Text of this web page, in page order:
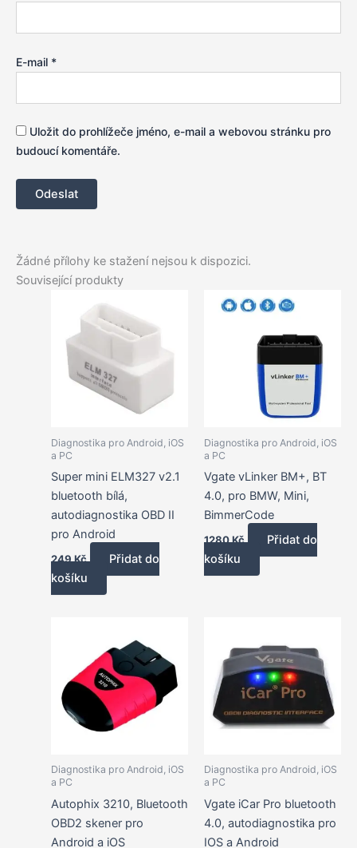
E-mail *
Uložit do prohlížeče jméno, e-mail a webovou stránku pro
budoucí komentáře.
Žádné přílohy ke stažení nejsou k dispozici.
Související produkty
Diagnostika pro Android, iOS
a PC
Super mini ELM327 v2.1
bluetooth bílá,
autodiagnostika OBD II
pro Android
249Kč
Přidat do
košíku
Diagnostika pro Android, iOS
a PC
Vgate vLinker BM+, BT
4.0, pro BMW, Mini,
BimmerCode
1280Kč
Přidat do
košíku
Diagnostika pro Android, iOS
a PC
Autophix 3210, Bluetooth
OBD2 skener pro
Android a iOS
Diagnostika pro Android, iOS
a PC
Vgate iCar Pro bluetooth
4.0, autodiagnostika pro
IOS a Android